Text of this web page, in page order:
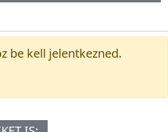
be kell jelentkezned.